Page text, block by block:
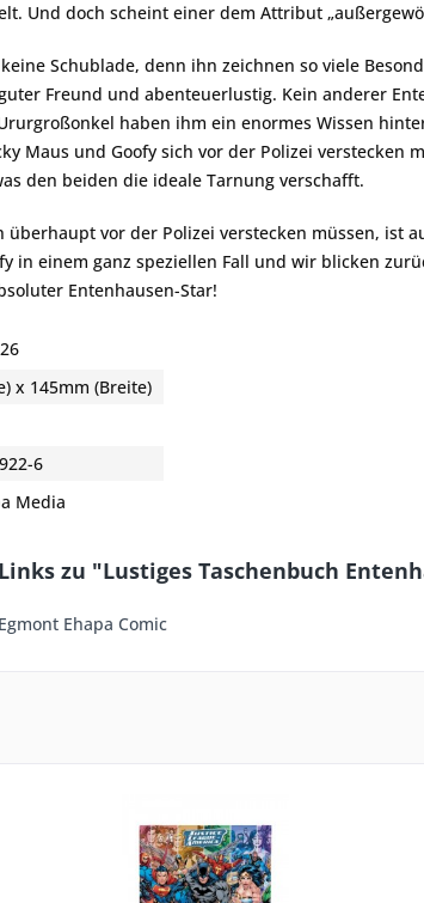
Und doch scheint einer dem Attribut
Schublade, denn ihn zeichnen so viele
Freund und abenteuerlustig. Kein anderer
haben ihm ein enormes Wissen
Maus und Goofy sich vor der Polizei verstecken
den beiden die ideale Tarnung verschafft.
überhaupt vor der Polizei verstecken müssen, ist
in einem ganz speziellen Fall und wir blicken
Entenhausen-Star!
x 145mm (Breite)
6
Media
zu "Lustiges Taschenbuch
Ehapa Comic